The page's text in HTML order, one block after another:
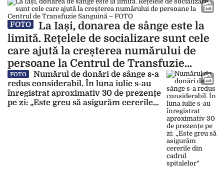
FOTO
La Iași, donarea de sânge este la
limită. Rețelele de socializare sunt cele
care ajută la creșterea numărului de
persoane la Centrul de Transfuzie
Sanguină – FOTO
FOTO
Numărul de donări de sânge s-a
redus considerabil. În luna iulie s-au
înregistrat aproximativ 30 de prezențe
pe zi: „Este greu să asigurăm cererile